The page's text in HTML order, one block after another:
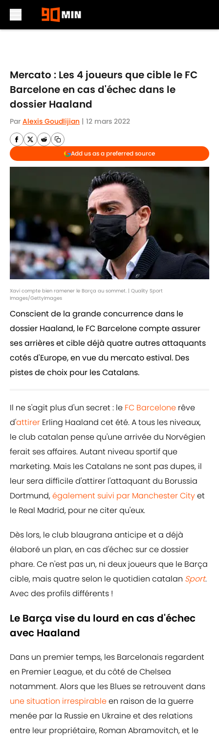
Mercato : Les 4 joueurs que cible le FC
Barcelone en cas d'échec dans le
dossier Haaland
Par Alexis Goudlijian | 12 mars 2022
Add us as a preferred source
Xavi compte bien ramener le Barça au sommet. | Quality Sport
Images/GettyImages
Conscient de la grande concurrence dans le
dossier Haaland, le FC Barcelone compte assurer
ses arrières et cible déjà quatre autres attaquants
cotés d'Europe, en vue du mercato estival. Des
pistes de choix pour les Catalans.
Il ne s'agit plus d'un secret : le FC Barcelone rêve
d'attirer Erling Haaland cet été. A tous les niveaux,
le club catalan pense qu'une arrivée du Norvégien
ferait ses affaires. Autant niveau sportif que
marketing. Mais les Catalans ne sont pas dupes, il
leur sera difficile d'attirer l'attaquant du Borussia
Dortmund,également suivi par Manchester Cityet
le Real Madrid, pour ne citer qu'eux.
Dès lors, le club blaugrana anticipe et a déjà
élaboré un plan, en cas d'échec sur ce dossier
phare. Ce n'est pas un, ni deux joueurs que le Barça
cible, mais quatre selon le quotidien catalan Sport.
Avec des profils différents !
Le Barça vise du lourd en cas d'échec
avec Haaland
Dans un premier temps, les Barcelonais regardent
en Premier League, et du côté de Chelsea
notamment. Alors que les Blues se retrouvent dans
une situation irrespirableen raison de la guerre
menée par la Russie en Ukraine et des relations
entre leur propriétaire, Roman Abramovitch, et le